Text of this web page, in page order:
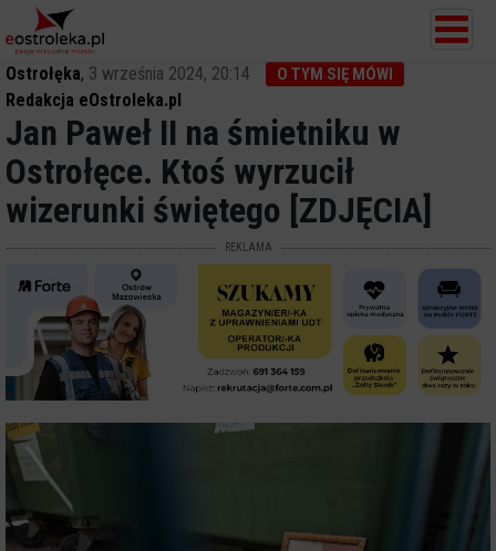
Ostrołęka, 3 września 2024, 20:14 O TYM SIĘ MÓWI
Redakcja eOstroleka.pl
Jan Paweł II na śmietniku w
Ostrołęce. Ktoś wyrzucił
wizerunki świętego [ZDJĘCIA]
REKLAMA